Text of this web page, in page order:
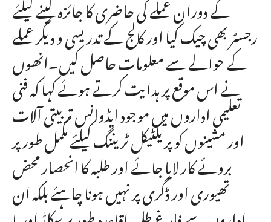
کے دوران عملے کی حاضری کا جائزہ لینے کیلئے
رجسٹر بھی چیک کیا اور کالج کے تدریسی و دیگر عملے
کے حوالے سے معلومات حاصل کیں۔انھوں
نے اس موقع پر ہدایت کرتے ہوئے کہا کہ فنی
تعلیمی اداروں میں موجود ایڈوانس تربیتی آلات
اور مشینوں کو پریکٹیکل ٹریننگ کیلئے مکمل طور پر
بروئے کار لایا جائے اور طلبہ کا انحصار محض
تھیوری اور ڈگری پر نہیں ہونا چاہئے بلکہ ان